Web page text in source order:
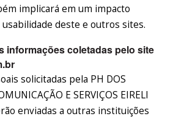
implicará em um impacto
deste e outros sites.
informações coletadas pelo site
solicitadas pela PH DOS
E SERVIÇOS EIRELI
enviadas a outras instituições